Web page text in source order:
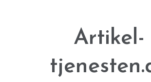
Artikel-